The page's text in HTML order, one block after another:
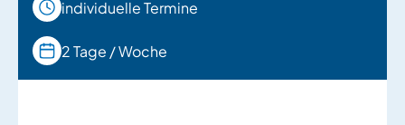
individuelle Termine
2 Tage / Woche